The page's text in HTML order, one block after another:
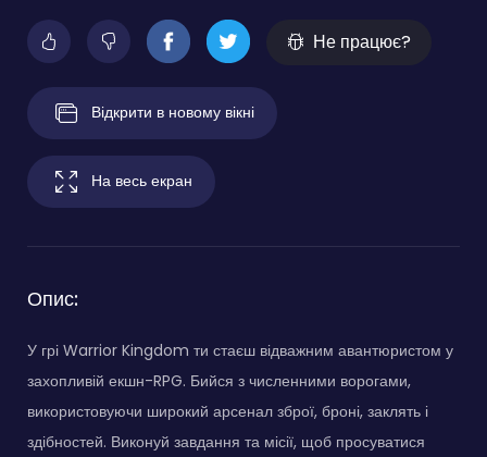
Не працює?
Відкрити в новому вікні
На весь екран
Опис:
У грі Warrior Kingdom ти стаєш відважним авантюристом у
захопливій екшн-RPG. Бийся з численними ворогами,
використовуючи широкий арсенал зброї, броні, заклять і
здібностей. Виконуй завдання та місії, щоб просуватися